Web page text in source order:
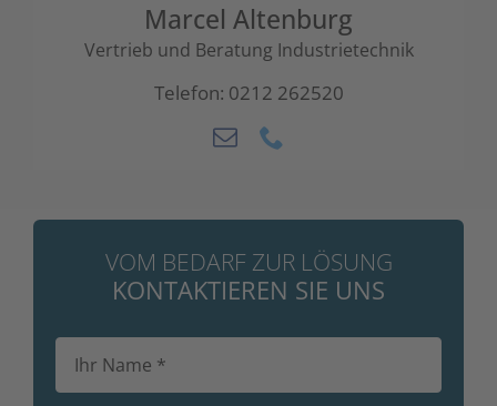
Marcel Altenburg
Vertrieb und Beratung Industrietechnik
Telefon: 0212 262520
VOM BEDARF ZUR LÖSUNG
KONTAKTIEREN SIE UNS